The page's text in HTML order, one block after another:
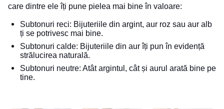
care dintre ele îți pune pielea mai bine în valoare:
Subtonuri reci: Bijuteriile din argint, aur roz sau aur alb
ți se potrivesc mai bine.
Subtonuri calde: Bijuteriile din aur îți pun în evidență
strălucirea naturală.
Subtonuri neutre: Atât argintul, cât și aurul arată bine pe
tine.